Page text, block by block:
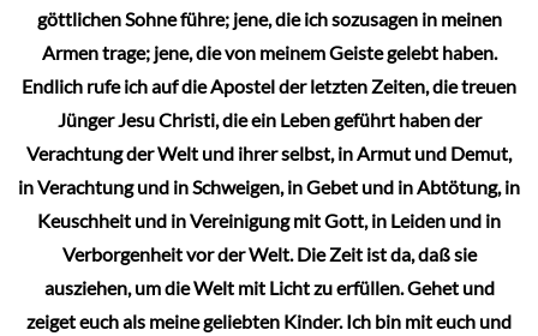
göttlichen Sohne führe; jene, die ich sozusagen in meinen
Armen trage; jene, die von meinem Geiste gelebt haben.
Endlich rufe ich auf die Apostel der letzten Zeiten, die treuen
Jünger Jesu Christi, die ein Leben geführt haben der
Verachtung der Welt und ihrer selbst, in Armut und Demut,
in Verachtung und in Schweigen, in Gebet und in Abtötung, in
Keuschheit und in Vereinigung mit Gott, in Leiden und in
Verborgenheit vor der Welt. Die Zeit ist da, daß sie
ausziehen, um die Welt mit Licht zu erfüllen. Gehet und
zeiget euch als meine geliebten Kinder. Ich bin mit euch und